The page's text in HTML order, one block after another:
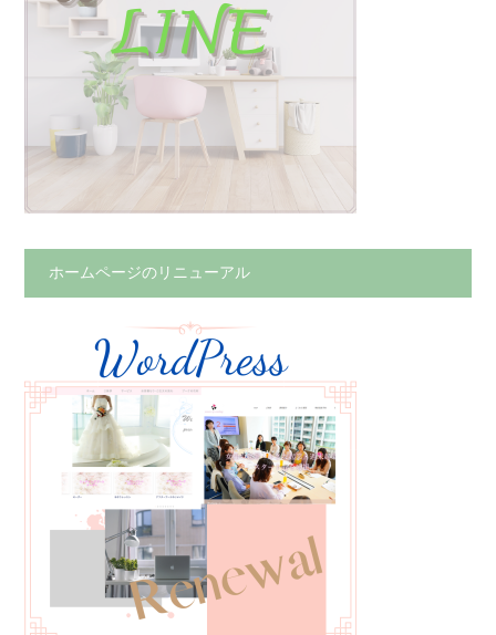
ホームページのリニューアル